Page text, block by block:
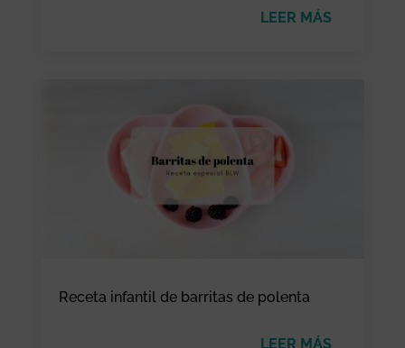
LEER MÁS
Receta infantil de barritas de polenta
LEER MÁS